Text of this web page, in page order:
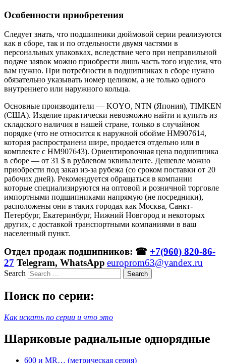
Особенности приобретения
Следует знать, что подшипники дюймовой серии реализуются
как в сборе, так и по отдельности двумя частями в
персональных упаковках, вследствие чего при неправильной
подаче заявок можно приобрести лишь часть того изделия, что
вам нужно. При потребности в подшипниках в сборе нужно
обязательно указывать номер целиком, а не только одного
внутреннего или наружного кольца.
Основные производители — KOYO, NTN (Япония), TIMKEN
(США). Изделие практически невозможно найти и купить из
складского наличия в нашей стране, только в случайном
порядке (что не относится к наружной обойме HM907614,
которая распространена шире, продается отдельно или в
комплекте с HM907643). Ориентировочная цена подшипника
в сборе — от 31 $ в рублевом эквиваленте. Дешевле можно
приобрести под заказ из-за рубежа (со сроком поставки от 20
рабочих дней). Рекомендуется обращаться в компании
которые специализируются на оптовой и розничной торговле
импортными подшипниками напрямую (не посредники),
расположены они в таких городах как Москва, Санкт-
Петербург, Екатеринбург, Нижний Новгород и некоторых
других, с доставкой транспортными компаниями в ваш
населенный пункт.
Отдел продаж подшипников: ☎ +7(960) 820-86-
27 Telegram, WhatsApp europrom63@yandex.ru
Search
Поиск по серии:
Как искать по серии и что это
Шариковые радиальные однорядные
600 и MR… (метрическая серия)